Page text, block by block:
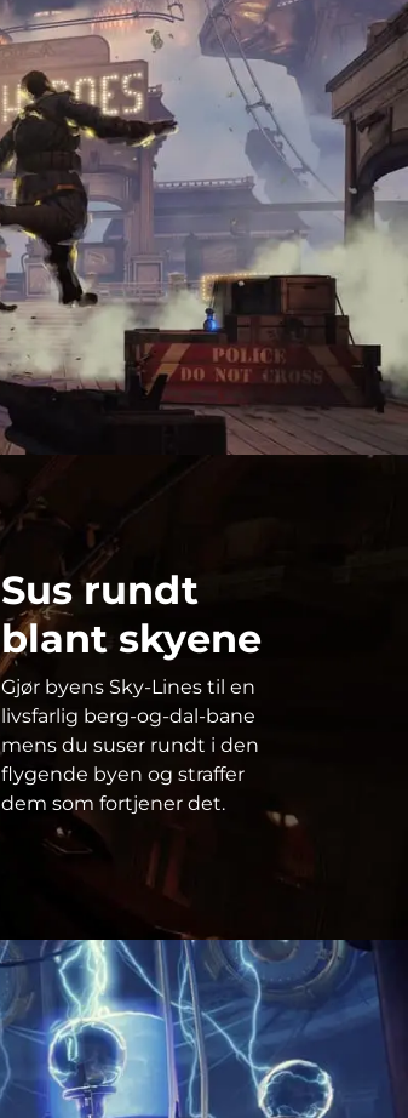
Sus rundt
blant skyene
Gjør byens Sky-Lines til en
livsfarlig berg-og-dal-bane
mens du suser rundt i den
flygende byen og straffer
dem som fortjener det.